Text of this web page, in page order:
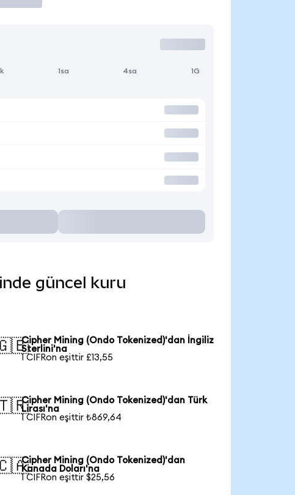
1sa 4sa 1G
güncel kuru
Cipher Mining (Ondo Tokenized)'dan İngiliz
Sterlini'na
1 CIFRon eşittir £13,55
Cipher Mining (Ondo Tokenized)'dan Türk
Lirası'na
1 CIFRon eşittir ₺869,64
Cipher Mining (Ondo Tokenized)'dan
Kanada Doları'na
1 CIFRon eşittir $25,56